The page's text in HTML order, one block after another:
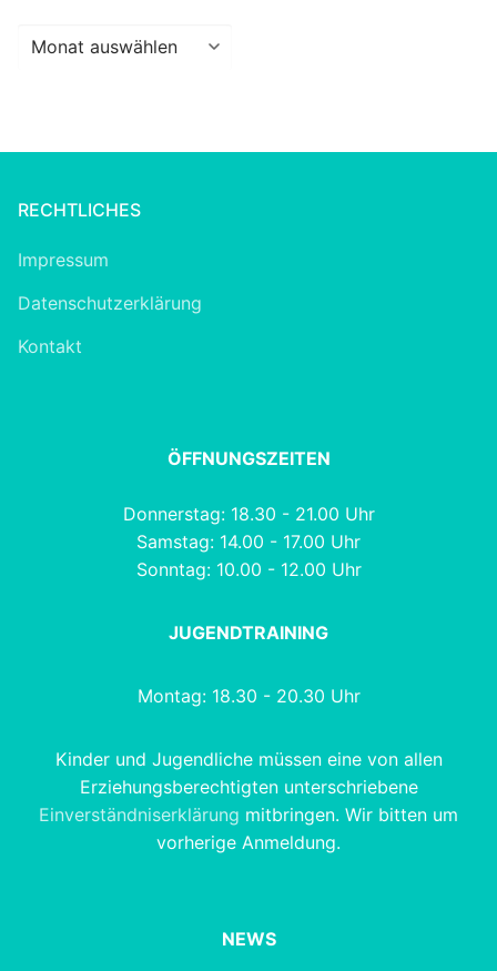
Archiv
RECHTLICHES
Impressum
Datenschutzerklärung
Kontakt
ÖFFNUNGSZEITEN
Donnerstag: 18.30 - 21.00 Uhr
Samstag: 14.00 - 17.00 Uhr
Sonntag: 10.00 - 12.00 Uhr
JUGENDTRAINING
Montag: 18.30 - 20.30 Uhr
Kinder und Jugendliche müssen eine von allen
Erziehungsberechtigten unterschriebene
Einverständniserklärung mitbringen. Wir bitten um
vorherige Anmeldung.
NEWS